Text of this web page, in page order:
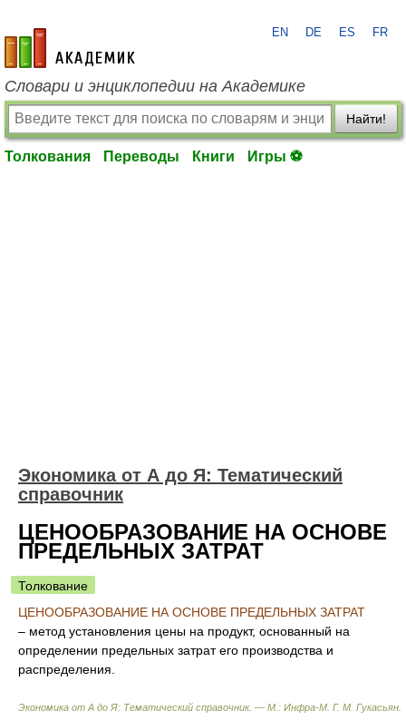
academic.ru
EN DE ES FR
Словари и энциклопедии на Академике
Найти!
Толкования Переводы Книги Игры ⚽
Экономика от А до Я: Тематический
справочник
ЦЕНООБРАЗОВАНИЕ НА ОСНОВЕ
ПРЕДЕЛЬНЫХ ЗАТРАТ
Толкование
ЦЕНООБРАЗОВАНИЕ НА ОСНОВЕ ПРЕДЕЛЬНЫХ ЗАТРАТ
– метод установления цены на продукт, основанный на
определении предельных затрат его производства и
распределения.
Экономика от А до Я: Тематический справочник. — М.: Инфра-М Г. М. Гукасьян